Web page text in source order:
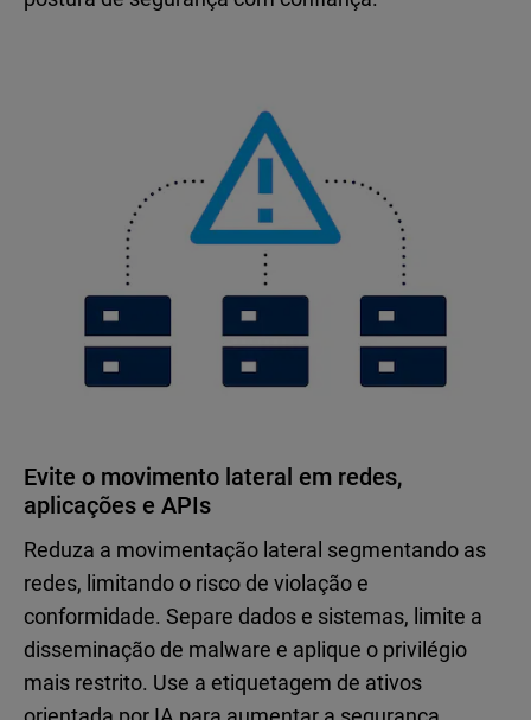
Evite o movimento lateral em redes,
aplicações e APIs
Reduza a movimentação lateral segmentando as
redes, limitando o risco de violação e
conformidade. Separe dados e sistemas, limite a
disseminação de malware e aplique o privilégio
mais restrito. Use a etiquetagem de ativos